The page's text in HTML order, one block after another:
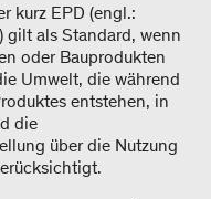
kurz EPD (engl.:
gilt als Standard, wenn
oder Bauprodukten
Umwelt, die während
entstehen, in
die
über die Nutzung